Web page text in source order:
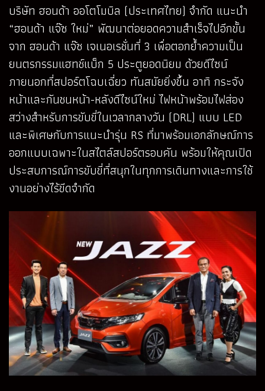
บริษัท ฮอนด้า ออโตโมบิล (ประเทศไทย) จำกัด แนะนำ
“ฮอนด้า แจ๊ซ ใหม่” พัฒนาต่อยอดความสำเร็จไปอีกขั้น
จาก ฮอนด้า แจ๊ซ เจเนอเรชั่นที่ 3 เพื่อตอกย้ำความเป็น
ยนตรกรรมแฮทช์แบ็ก 5 ประตูยอดนิยม ด้วยดีไซน์
ภายนอกที่สปอร์ตโฉบเฉี่ยว ทันสมัยยิ่งขึ้น อาทิ กระจัง
หน้าและกันชนหน้า-หลังดีไซน์ใหม่ ไฟหน้าพร้อมไฟส่อง
สว่างสำหรับการขับขี่ในเวลากลางวัน (DRL) แบบ LED
และพิเศษกับการแนะนำรุ่น RS ที่มาพร้อมเอกลักษณ์การ
ออกแบบเฉพาะในสไตล์สปอร์ตรอบคัน พร้อมให้คุณเปิด
ประสบการณ์การขับขี่ที่สนุกในทุกการเดินทางและการใช้
งานอย่างไร้ขีดจำกัด